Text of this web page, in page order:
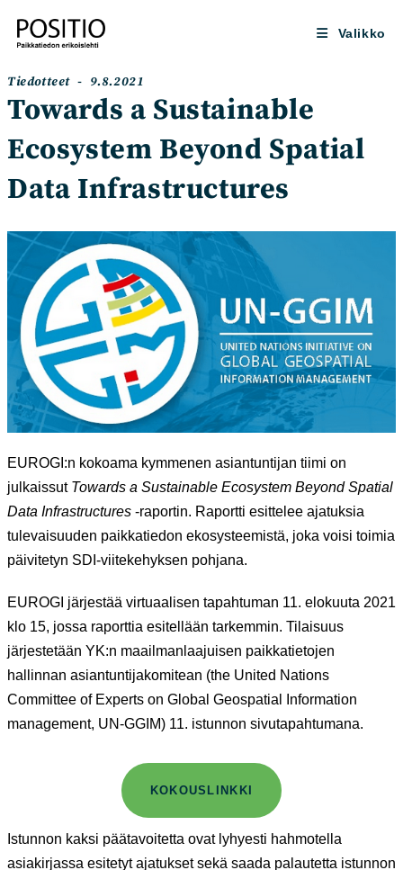
suoraan
sisältöön
Valikko
Artikkelin
kategoria:
Tiedotteet
Artikkeli
julkaistu:
9.8.2021
Towards a Sustainable
Ecosystem Beyond Spatial
Data Infrastructures
EUROGI:n kokoama kymmenen asiantuntijan tiimi on
julkaissut Towards a Sustainable Ecosystem Beyond Spatial
Data Infrastructures -raportin. Raportti esittelee ajatuksia
tulevaisuuden paikkatiedon ekosysteemistä, joka voisi toimia
päivitetyn SDI-viitekehyksen pohjana.
EUROGI järjestää virtuaalisen tapahtuman 11. elokuuta 2021
klo 15, jossa raporttia esitellään tarkemmin. Tilaisuus
järjestetään YK:n maailmanlaajuisen paikkatietojen
hallinnan asiantuntijakomitean (the United Nations
Committee of Experts on Global Geospatial Information
management, UN-GGIM) 11. istunnon sivutapahtumana.
KOKOUSLINKKI
Istunnon kaksi päätavoitetta ovat lyhyesti hahmotella
asiakirjassa esitetyt ajatukset sekä saada palautetta istunnon